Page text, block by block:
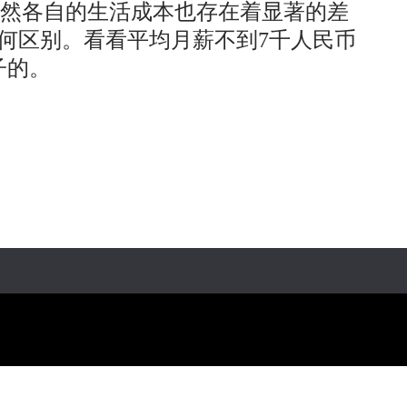
各自的生活成本也存在着显著的差
区别。看看平均月薪不到7千人民币
。